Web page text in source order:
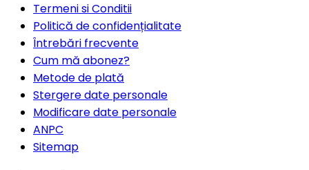
Termeni si Conditii
Politică de confidențialitate
Întrebări frecvente
Cum mă abonez?
Metode de plată
Stergere date personale
Modificare date personale
ANPC
Sitemap